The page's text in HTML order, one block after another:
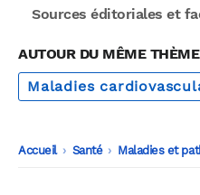
Sources éditoriales et
AUTOUR DU MÊME THÈME
Maladies
Accueil -
Santé -
Maladies et